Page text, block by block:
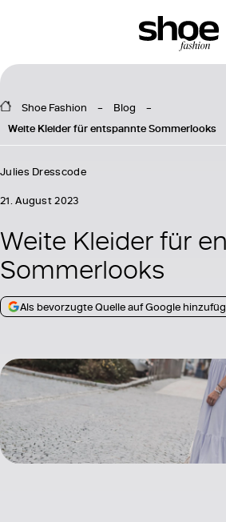
Shoe Fashion
Blog
Weite Kleider für entspannte Sommerlooks
Julies Dresscode
21. August 2023
Weite Kleider für
Sommerlooks
Als bevorzugte Quelle auf Google